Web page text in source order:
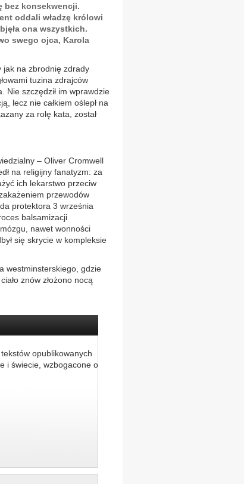
bez konsekwencji.
oddali władzę królowi
ona wszystkich.
swego ojca, Karola
jak na zbrodnię zdrady
tuzina zdrajców
Nie szczędził im wprawdzie
lecz nie całkiem oślepł na
za rolę kata, został
– Oliver Cromwell
na religijny fanatyzm: za
ich lekarstwo przeciw
przewodów
protektora 3 września
balsamizacji
nawet wonności
się skrycie w kompleksie
westminsterskiego, gdzie
znów złożono nocą
opublikowanych
i świecie, wzbogacone o